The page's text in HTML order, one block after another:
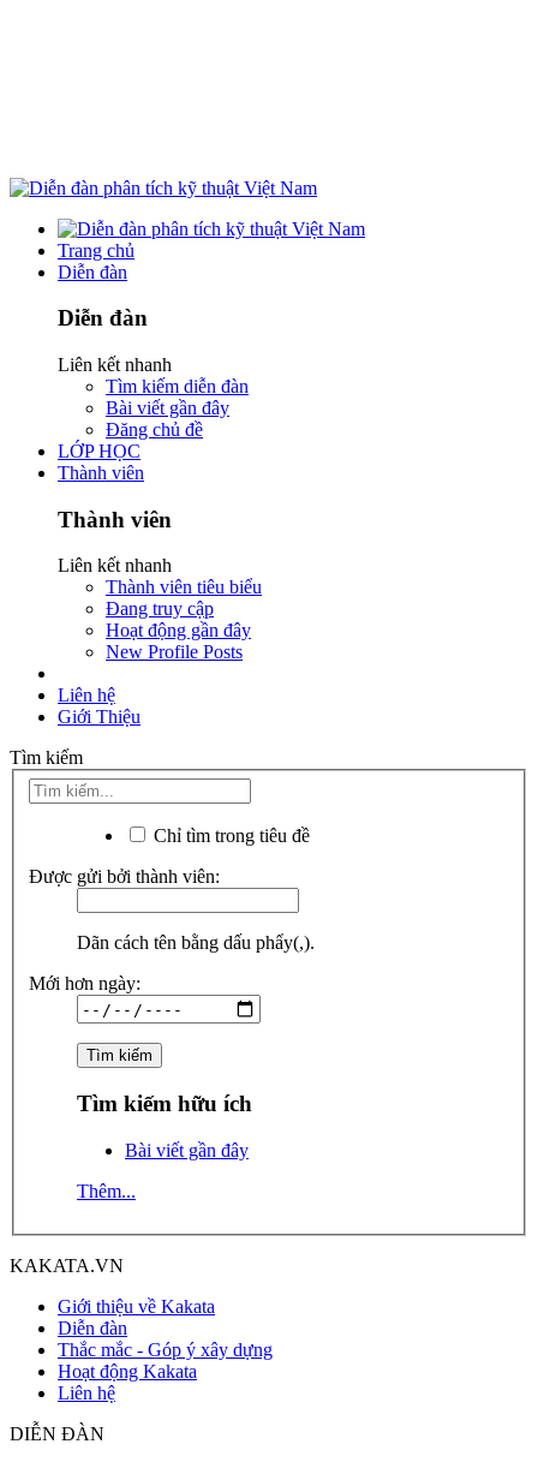
Trang chủ
Diễn đàn
Diễn đàn
Liên kết nhanh
Tìm kiếm diễn đàn
Bài viết gần đây
Đăng chủ đề
LỚP HỌC
Thành viên
Thành viên
Liên kết nhanh
Thành viên tiêu biểu
Đang truy cập
Hoạt động gần đây
New Profile Posts
Liên hệ
Giới Thiệu
Tìm kiếm
Chỉ tìm trong tiêu đề
Được gửi bởi thành viên:
Dãn cách tên bằng dấu phẩy(,).
Mới hơn ngày:
Tìm kiếm hữu ích
Bài viết gần đây
Thêm...
KAKATA.VN
Giới thiệu về Kakata
Diễn đàn
Thắc mắc - Góp ý xây dựng
Hoạt động Kakata
Liên hệ
DIỄN ĐÀN